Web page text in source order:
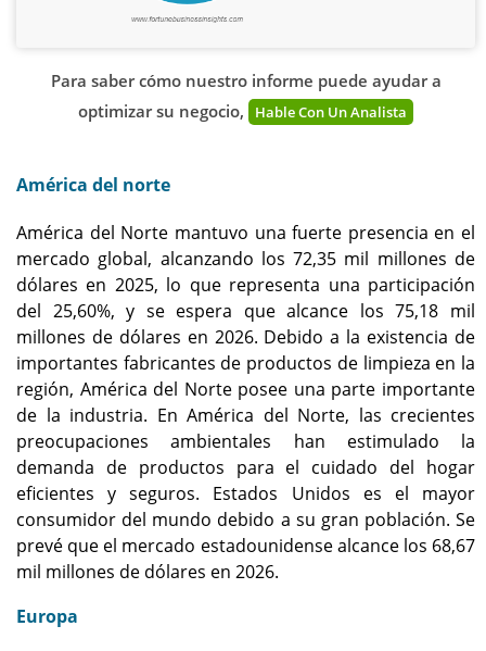
Para saber cómo nuestro informe puede ayudar a
optimizar su negocio,
Hable Con Un Analista
América del norte
América del Norte mantuvo una fuerte presencia en el
mercado global, alcanzando los 72,35 mil millones de
dólares en 2025, lo que representa una participación
del 25,60%, y se espera que alcance los 75,18 mil
millones de dólares en 2026. Debido a la existencia de
importantes fabricantes de productos de limpieza en la
región, América del Norte posee una parte importante
de la industria. En América del Norte, las crecientes
preocupaciones ambientales han estimulado la
demanda de productos para el cuidado del hogar
eficientes y seguros. Estados Unidos es el mayor
consumidor del mundo debido a su gran población. Se
prevé que el mercado estadounidense alcance los 68,67
mil millones de dólares en 2026.
Europa